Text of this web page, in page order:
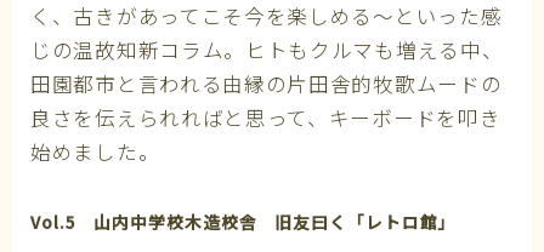
く、古きがあってこそ今を楽しめる～といった感
じの温故知新コラム。ヒトもクルマも増える中、
田園都市と言われる由縁の片田舎的牧歌ムードの
良さを伝えられればと思って、キーボードを叩き
始めました。
Vol.5 山内中学校木造校舎 旧友曰く「レトロ館」